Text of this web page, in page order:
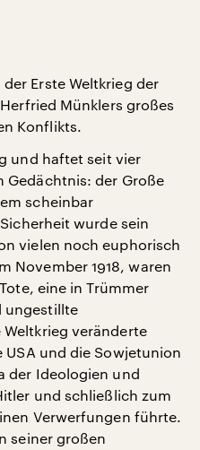
Erste Weltkrieg der
Münklers großes
Konflikts.
und haftet seit vier
Gedächtnis: der Große
scheinbar
wurde sein
vielen noch euphorisch
November 1918, waren
eine in Trümmer
ungestillte
Weltkrieg veränderte
und die Sowjetunion
der Ideologien und
und schließlich zum
Verwerfungen führte.
seiner großen